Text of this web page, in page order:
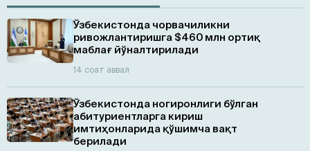
Ўзбекистонда чорвачиликни
ривожлантиришга $460 млн ортиқ
маблағ йўналтирилади
14 соат аввал
Ўзбекистонда ногиронлиги бўлган
абитуриентларга кириш
имтиҳонларида қўшимча вақт
берилади